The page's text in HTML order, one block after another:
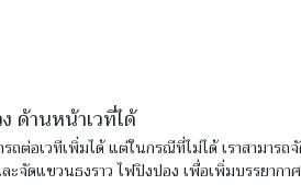
ด้านหน้าเวที่ได้
ถต่อเวทีเพิ่มได้ แต่ในกรณีที่ไม่ได้ เราสามารถ
จัดแขวนธงราว ไฟปิงปอง เพื่อเพิ่มบรรยากาศ